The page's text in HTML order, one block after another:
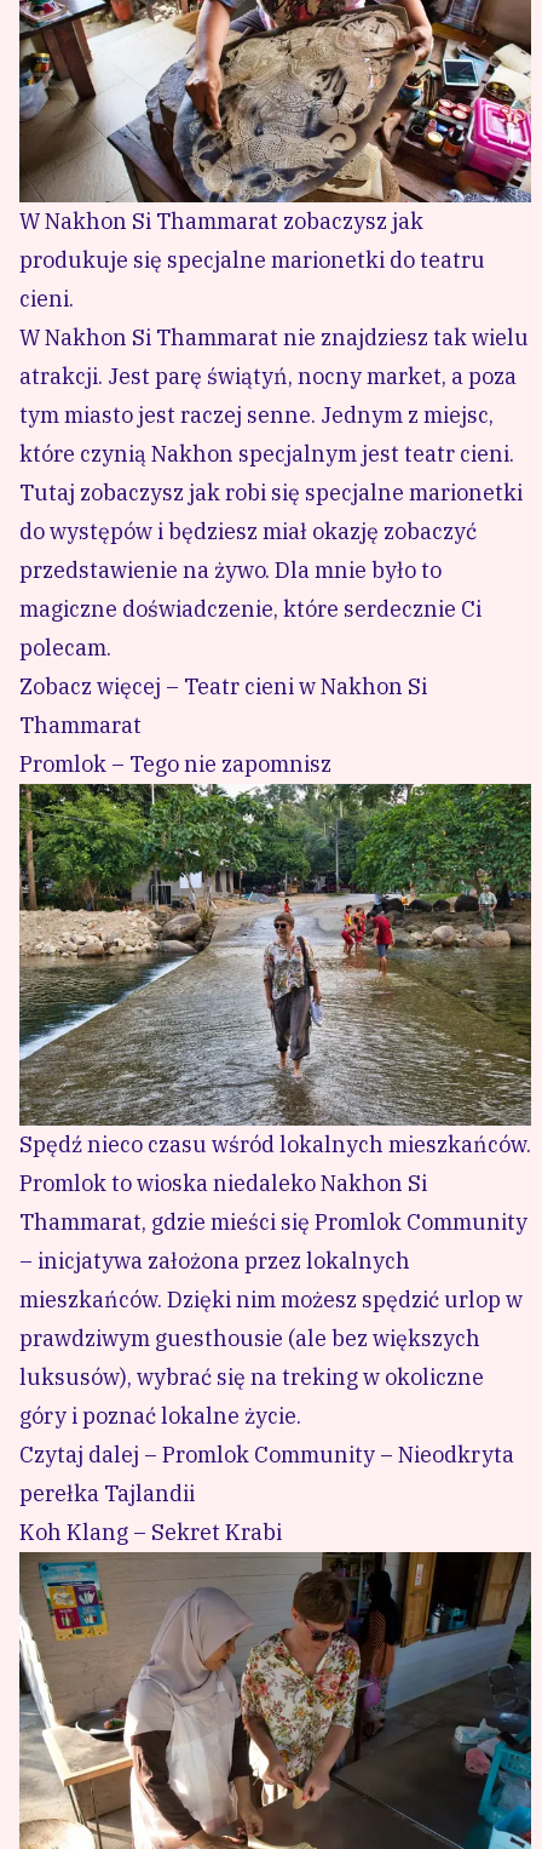
W Nakhon Si Thammarat zobaczysz jak
produkuje się specjalne marionetki do teatru
cieni.
W Nakhon Si Thammarat nie znajdziesz tak wielu
atrakcji. Jest parę świątyń, nocny market, a poza
tym miasto jest raczej senne. Jednym z miejsc,
które czynią Nakhon specjalnym jest teatr cieni.
Tutaj zobaczysz jak robi się specjalne marionetki
do występów i będziesz miał okazję zobaczyć
przedstawienie na żywo. Dla mnie było to
magiczne doświadczenie, które serdecznie Ci
polecam.
Zobacz więcej – Teatr cieni w Nakhon Si
Thammarat
Promlok – Tego nie zapomnisz
Spędź nieco czasu wśród lokalnych mieszkańców.
Promlok to wioska niedaleko Nakhon Si
Thammarat, gdzie mieści się Promlok Community
– inicjatywa założona przez lokalnych
mieszkańców. Dzięki nim możesz spędzić urlop w
prawdziwym guesthousie (ale bez większych
luksusów), wybrać się na treking w okoliczne
góry i poznać lokalne życie.
Czytaj dalej – Promlok Community – Nieodkryta
perełka Tajlandii
Koh Klang – Sekret Krabi